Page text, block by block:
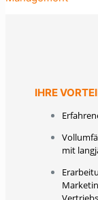
IHRE
mit